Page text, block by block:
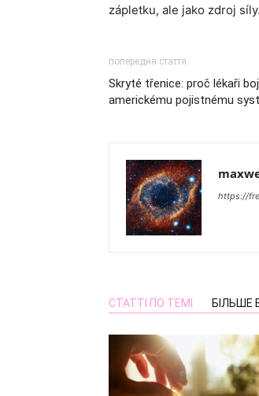
zápletku, ale jako zdroj síly.
попередня стаття
Skryté třenice: proč lékaři
americkému pojistnému
https://
СТАТТІ ПО ТЕМІ БІЛЬШЕ